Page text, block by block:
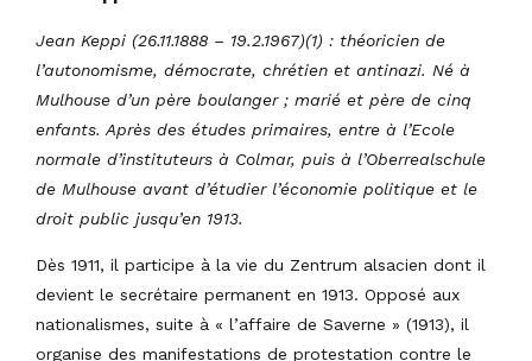
Jean Keppi (26.11.1888 – 19.2.1967)(1) : théoricien de
l’autonomisme, démocrate, chrétien et antinazi. Né à
Mulhouse d’un père boulanger ; marié et père de cinq
enfants. Après des études primaires, entre à l’Ecole
normale d’instituteurs à Colmar, puis à l’Oberrealschule
de Mulhouse avant d’étudier l’économie politique et le
droit public jusqu’en 1913.
Dès 1911, il participe à la vie du Zentrum alsacien dont il
devient le secrétaire permanent en 1913. Opposé aux
nationalismes, suite à « l’affaire de Saverne » (1913), il
organise des manifestations de protestation contre le